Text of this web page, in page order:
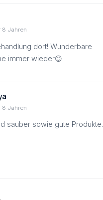
8 Jahren
dort! Wunderbare
immer wieder😊
8 Jahren
sauber sowie gute Produkte.